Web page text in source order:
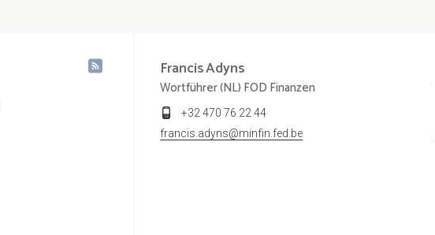
FrancisAdyns
Wortführer (NL) FOD Finanzen
+32 470 76 22 44
francis.adyns@minfin.fed.be